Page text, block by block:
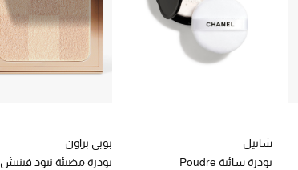
شانيل
بودرة سائبة Poudre
بوبي براون
بودرة مضيئة نيود فينيش